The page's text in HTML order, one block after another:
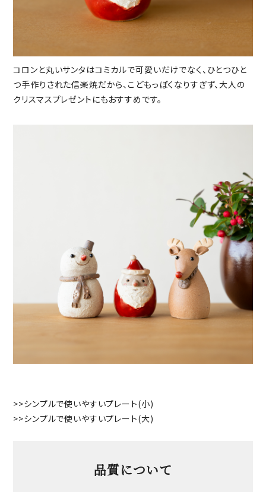
コロンと丸いサンタはコミカルで可愛いだけでなく、ひとつひと
つ手作りされた信楽焼だから、こどもっぽくなりすぎず、大人の
クリスマスプレゼントにもおすすめです。
>>シンプルで使いやすいプレート(小)
>>シンプルで使いやすいプレート(大)
品質について